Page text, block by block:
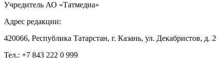
Учредитель АО «Татмедиа»
Адрес редакции:
420066, Республика Татарстан, г. Казань, ул. Декабристов, д. 2
Тел.: +7 843 222 0 999